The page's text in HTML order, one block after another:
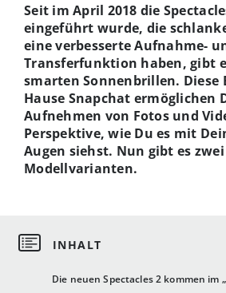
Die neuen Spectacles 2 kommen im
Seit im April 2018 die
eingeführt wurde, die
eine verbesserte Aufnahme-
Transferfunktion haben, gibt
smarten Sonnenbrillen. Diese
Hause Snapchat ermöglichen
Aufnehmen von Fotos und
Perspektive, wie Du es mit
Augen siehst. Nun gibt es
Modellvarianten.